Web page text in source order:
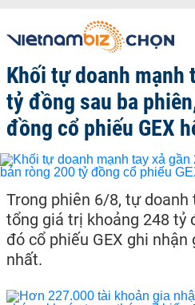
Khối tự doanh mạnh
tỷ đồng sau ba
đồng cổ phiếu GEX
Trong phiên 6/8, tự
tổng giá trị khoảng 248 tỷ
đó cổ phiếu GEX ghi
nhất.